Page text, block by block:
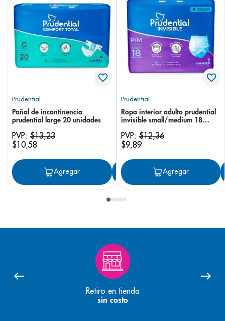
Prudential
Pañal de incontinencia
prudential large 20 unidades
PVP: $13,23
$10,58
Agregar Agregar
Prudential
Ropa interior adulto prudential
invisible small/medium 18
PVP:$12,36
$9,89
Agregar
Retiro en tienda
sin costo